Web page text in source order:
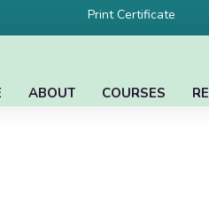
Print Certificate
COURSES
ABOUT